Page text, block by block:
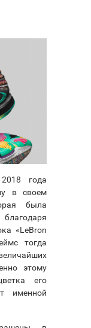
года
в своем
была
«LeBron
тогда
этому
его
именной